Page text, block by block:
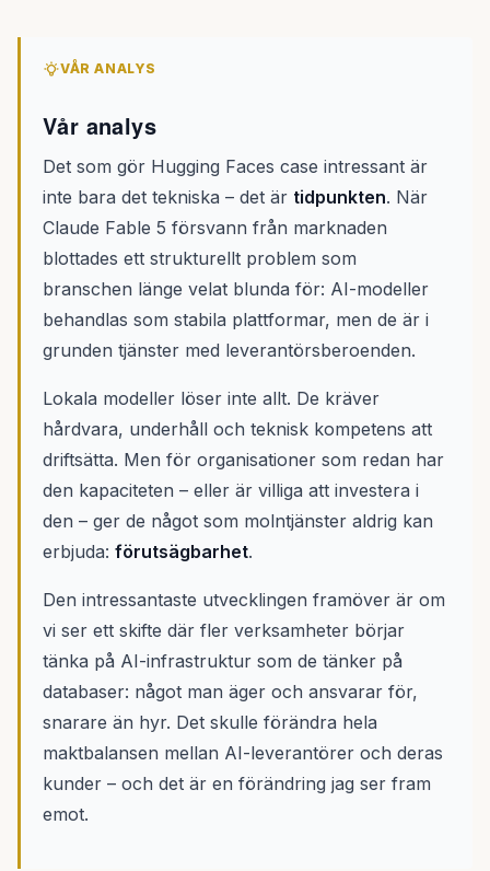
VÅR ANALYS
Vår analys
Det som gör Hugging Faces case intressant är
inte bara det tekniska – det är tidpunkten. När
Claude Fable 5 försvann från marknaden
blottades ett strukturellt problem som
branschen länge velat blunda för: AI-modeller
behandlas som stabila plattformar, men de är i
grunden tjänster med leverantörsberoenden.
Lokala modeller löser inte allt. De kräver
hårdvara, underhåll och teknisk kompetens att
driftsätta. Men för organisationer som redan har
den kapaciteten – eller är villiga att investera i
den – ger de något som molntjänster aldrig kan
erbjuda: förutsägbarhet.
Den intressantaste utvecklingen framöver är om
vi ser ett skifte där fler verksamheter börjar
tänka på AI-infrastruktur som de tänker på
databaser: något man äger och ansvarar för,
snarare än hyr. Det skulle förändra hela
maktbalansen mellan AI-leverantörer och deras
kunder – och det är en förändring jag ser fram
emot.